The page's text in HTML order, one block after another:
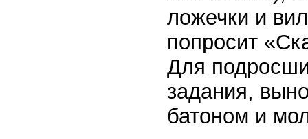
ложечки и
попросит
Для
задания,
батоном и